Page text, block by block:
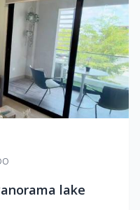
lake